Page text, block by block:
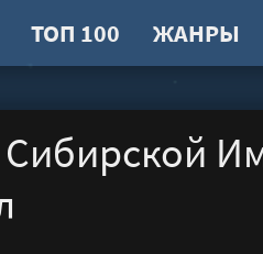
ТОП 100 ЖАНРЫ